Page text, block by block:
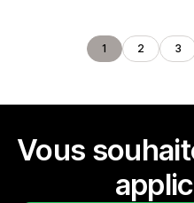
1 2 3
Vous